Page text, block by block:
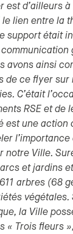
est d’ailleurs
le lien entre la
support était
avons ainsi
de ce flyer sur
C’était
RSE et de
est une action
l’importance
notre Ville.
et jardins
arbres (68
végétales.
la Ville
« Trois fleurs